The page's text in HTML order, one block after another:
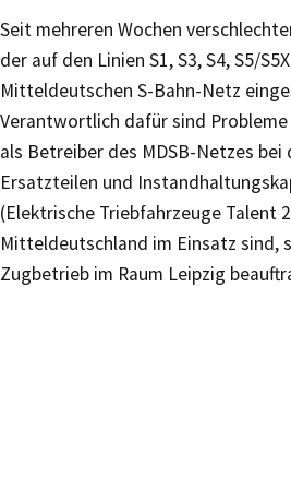
Seit mehreren Wochen
der auf den Linien S1, S3, S4, S5/
Mitteldeutschen S-Bahn-Netz
Verantwortlich dafür sind
als Betreiber des MDSB-Netzes
Ersatzteilen und
(Elektrische Triebfahrzeuge Talent
Mitteldeutschland im Einsatz sind,
Zugbetrieb im Raum Leipzig